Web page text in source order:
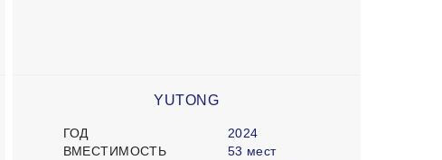
YUTONG
ГОД
2024
ВМЕСТИМОСТЬ
53 мест